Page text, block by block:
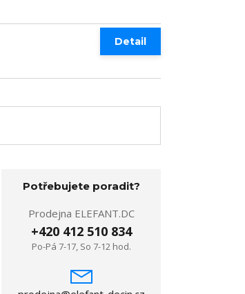
Detail
Potřebujete poradit?
Prodejna ELEFANT.DC
+420 412 510 834
Po-Pá 7-17, So 7-12 hod.